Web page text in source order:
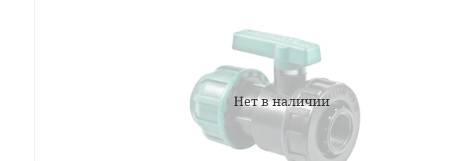
Нет в наличии